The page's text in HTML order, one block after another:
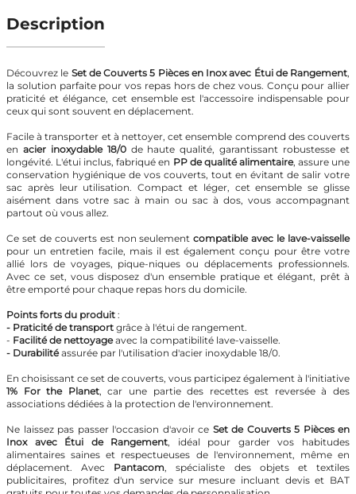
Description
Découvrez le Set de Couverts 5 Pièces en Inox avec Étui de Rangement,
la solution parfaite pour vos repas hors de chez vous. Conçu pour allier
praticité et élégance, cet ensemble est l'accessoire indispensable pour
ceux qui sont souvent en déplacement.
Facile à transporter et à nettoyer, cet ensemble comprend des couverts
en acier inoxydable 18/0de haute qualité, garantissant robustesse et
longévité. L'étui inclus, fabriqué en PP de qualité alimentaire, assure une
conservation hygiénique de vos couverts, tout en évitant de salir votre
sac après leur utilisation. Compact et léger, cet ensemble se glisse
aisément dans votre sac à main ou sac à dos, vous accompagnant
partout où vous allez.
Ce set de couverts est non seulementcompatible avec le lave-vaisselle
pour un entretien facile, mais il est également conçu pour être votre
allié lors de voyages, pique-niques ou déplacements professionnels.
Avec ce set, vous disposez d'un ensemble pratique et élégant, prêt à
être emporté pour chaque repas hors du domicile.
Points forts du produit :
- Praticité de transport grâce à l'étui de rangement.
- Facilité de nettoyageavec la compatibilité lave-vaisselle.
- Durabilitéassurée par l'utilisation d'acier inoxydable 18/0.
En choisissant ce set de couverts, vous participez également à l'initiative
1% For the Planet, car une partie des recettes est reversée à des
associations dédiées à la protection de l'environnement.
Ne laissez pas passer l'occasion d'avoir ce Set de Couverts 5 Pièces en
Inox avec Étui de Rangement, idéal pour garder vos habitudes
alimentaires saines et respectueuses de l'environnement, même en
déplacement. Avec Pantacom, spécialiste des objets et textiles
publicitaires, profitez d'un service sur mesure incluant devis et BAT